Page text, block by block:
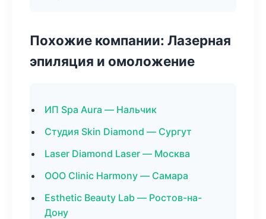
Похожие компании: Лазерная
эпиляция и омоложение
ИП Spa Aura — Нальчик
Студия Skin Diamond — Сургут
Laser Diamond Laser — Москва
ООО Clinic Harmony — Самара
Esthetic Beauty Lab — Ростов-на-
Дону